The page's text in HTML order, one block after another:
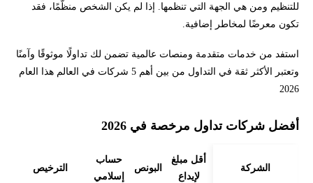
للتنظيم ومن هي الجهة التي تنظمها. إذا لم يكن الشخص منظّمًا، فقد
تكون معرضًا لمخاطر إضافية.
استفد من خدمات متقدمة ومنصات عالمية تضمن لك تداولًا موثوقًا وآمنًا
وتعتبر الأكثر ثقة في التداول من بين أهم 5 شركات في العالم هذا العام
2026
أفضل شركات تداول مرخصة في 2026
الشركة
أقل مبلغ
لإيداع
البونص
حساب
إسلامي
الترخيص